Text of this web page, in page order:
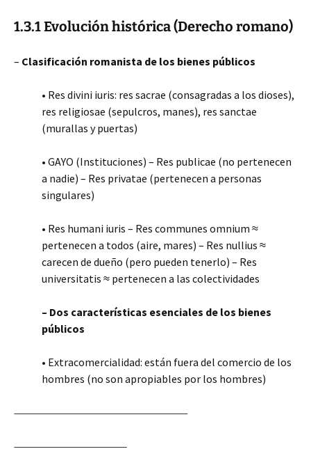
1.3.1 Evolución histórica (Derecho romano)
– Clasificación romanista de los bienes públicos
• Res divini iuris: res sacrae (consagradas a los dioses),
res religiosae (sepulcros, manes), res sanctae
(murallas y puertas)
• GAYO (Instituciones) – Res publicae (no pertenecen
a nadie) – Res privatae (pertenecen a personas
singulares)
• Res humani iuris – Res communes omnium ≈
pertenecen a todos (aire, mares) – Res nullius ≈
carecen de dueño (pero pueden tenerlo) – Res
universitatis ≈ pertenecen a las colectividades
– Dos características esenciales de los bienes
públicos
• Extracomercialidad: están fuera del comercio de los
hombres (no son apropiables por los hombres)